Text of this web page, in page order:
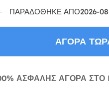
ΠΑΡΑΔΌΘΗΚΕ ΑΠΌ2026-
ΑΓΟΡΆ
ΑΣΦΑΛΉΣ ΑΓΟΡΆ ΣΤΟ